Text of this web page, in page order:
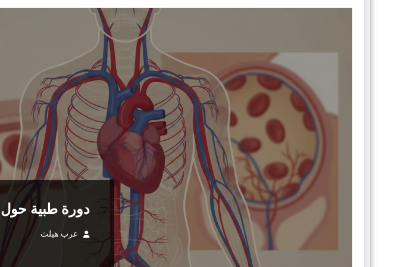
دورة طبية
عرب هيلث